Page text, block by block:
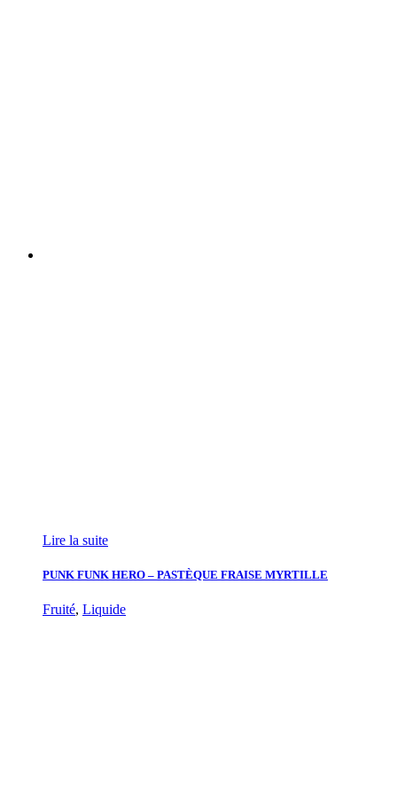
Lire la suite
PUNK FUNK HERO – PASTÈQUE FRAISE MYRTILLE
Fruité, Liquide